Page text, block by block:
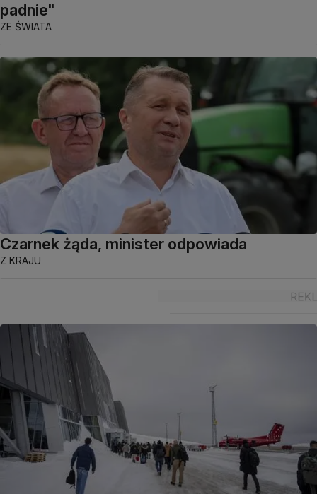
padnie"
ZE ŚWIATA
Czarnek żąda, minister odpowiada
Z KRAJU